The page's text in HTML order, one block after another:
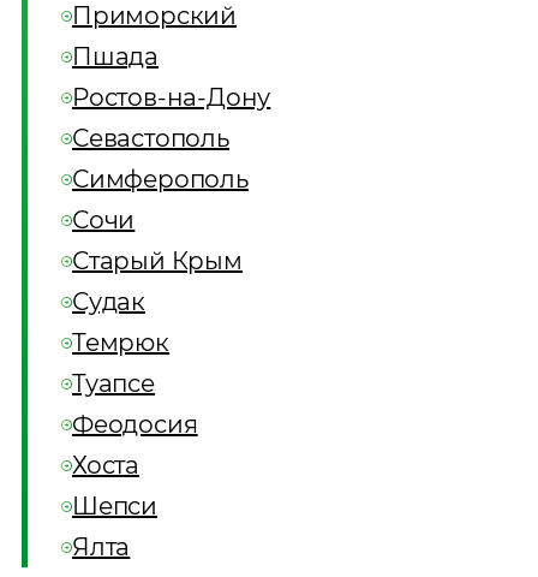
Приморский
Пшада
Ростов-на-Дону
Севастополь
Симферополь
Сочи
Старый Крым
Судак
Темрюк
Туапсе
Феодосия
Хоста
Шепси
Ялта